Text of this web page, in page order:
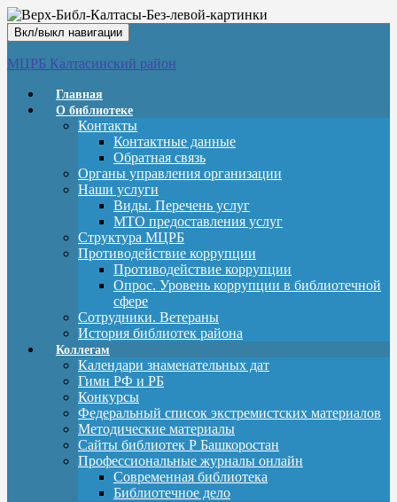
Вкл/выкл навигации
МЦРБ Калтасинский район
Главная
О библиотеке
Контакты
Контактные данные
Обратная связь
Органы управления организации
Наши услуги
Виды. Перечень услуг
МТО предоставления услуг
Структура МЦРБ
Противодействие коррупции
Противодействие коррупции
Опрос. Уровень коррупции в библиотечной
сфере
Сотрудники. Ветераны
История библиотек района
Коллегам
Календари знаменательных дат
Гимн РФ и РБ
Конкурсы
Федеральный список экстремистских материалов
Методические материалы
Сайты библиотек Р Башкоростан
Профессиональные журналы онлайн
Современная библиотека
Библиотечное дело